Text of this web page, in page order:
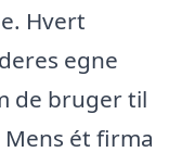
Hvert
egne
de bruger til
ét firma